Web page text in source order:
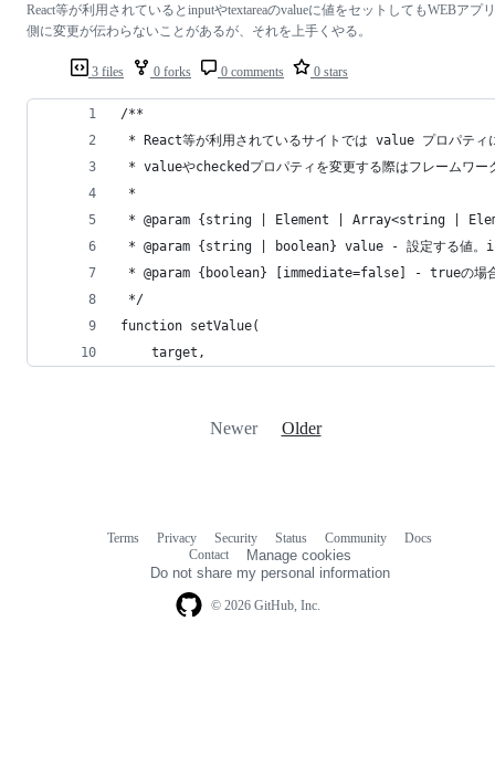
3 files 0 forks 0 comments 0 stars
React等が利用されているとinputやtextareaのvalueに値をセットしてもWEBアプリ
側に変更が伝わらないことがあるが、それを上手くやる。
/**
* React等が利用されているサイトでは value プロパティに
* valueやcheckedプロパティを変更する際はフレームワー
*
* @param {string | Element | Array<string |
* @param {string | boolean} value - 設定する値。
* @param {boolean} [immediate=false] - trueの場合は
*/
function setValue(
    target,
Newer Older
© 2026 GitHub, Inc.
Terms Privacy Security Status Community
Docs
Contact
Manage cookies
Do not share my personal information